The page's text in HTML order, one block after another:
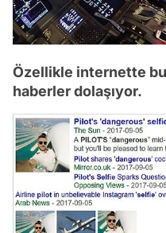
Özellikle internette
haberler dolaşıyor.